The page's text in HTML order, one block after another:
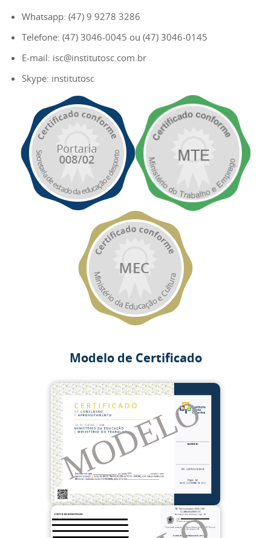
Whatsapp: (47) 9 9278 3286
Telefone: (47) 3046-0045 ou (47) 3046-0145
E-mail: isc@institutosc.com.br
Skype: institutosc
Modelo de Certificado